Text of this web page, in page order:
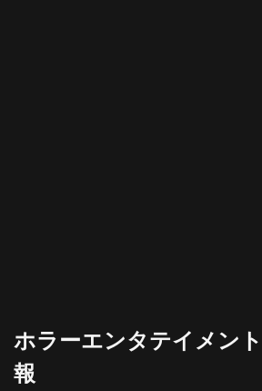
ホラーエンタテイメン
報